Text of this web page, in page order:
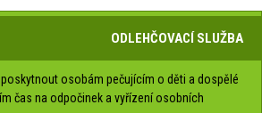
ODLEHČOVACÍ SLUŽBA
osobám pečujícím o děti a dospělé
čas na odpočinek a vyřízení osobních